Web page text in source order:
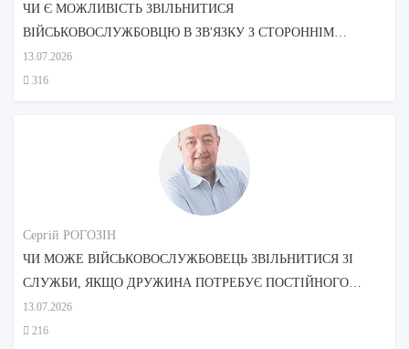
ЧИ Є МОЖЛИВІСТЬ ЗВІЛЬНИТИСЯ
ВІЙСЬКОВОСЛУЖБОВЦЮ В ЗВ'ЯЗКУ З СТОРОННІМ
ДОГЛЯДОМ МАТЕРІ?
13.07.2026
316
Сергій РОГОЗІН
ЧИ МОЖЕ ВІЙСЬКОВОСЛУЖБОВЕЦЬ ЗВІЛЬНИТИСЯ ЗІ
СЛУЖБИ, ЯКЩО ДРУЖИНА ПОТРЕБУЄ ПОСТІЙНОГО
ДОГЛЯДУ?
13.07.2026
216